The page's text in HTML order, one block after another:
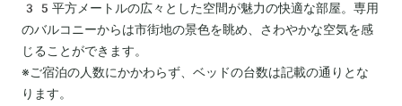
35平方メートルの広々とした空間が魅力の快適な部屋。専用
のバルコニーからは市街地の景色を眺め、さわやかな空気を感
じることができます。
※ご宿泊の人数にかかわらず、ベッドの台数は記載の通りとな
ります。